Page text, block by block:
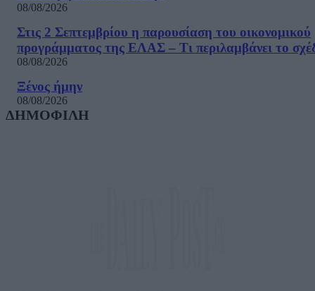
08/08/2026
Στις 2 Σεπτεμβρίου η παρουσίαση του οικονομικού
προγράμματος της ΕΛΑΣ – Τι περιλαμβάνει το
08/08/2026
Ξένος ήμην
08/08/2026
ΔΗΜΟΦΙΛΗ